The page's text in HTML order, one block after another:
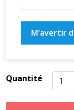
M'avertir
Quantité